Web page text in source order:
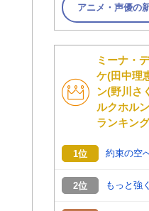
アニメ・声優の
ミーナ・
ケ(田中理
ン(野川さ
ルクホル
ランキング
1位 約束の空
2位 もっと強